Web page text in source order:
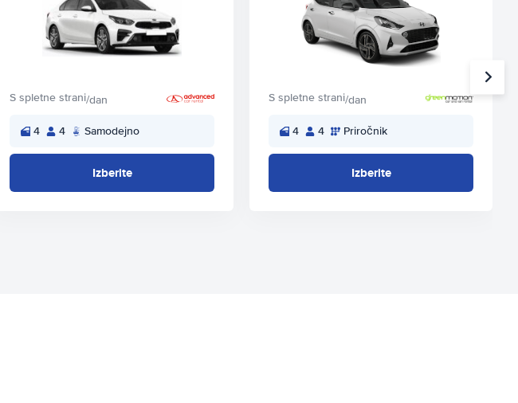
S spletne strani/dan
4 4 Samodejno
Izberite
S spletne strani/dan
4 4 Priročnik
Izberite